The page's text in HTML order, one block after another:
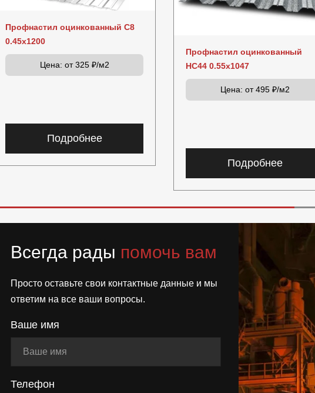
Профнастил оцинкованный C8
0.45x1200
Цена: от 325 ₽/м2
Подробнее
Профнастил оцинкованный
НС44 0.55x1047
Цена: от 495 ₽/м2
Подробнее
Всегда рады помочь вам
Просто оставьте свои контактные данные и мы
ответим на все ваши вопросы.
Ваше имя
Телефон